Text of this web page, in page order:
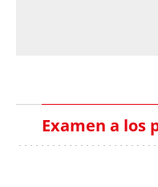
Examen a los